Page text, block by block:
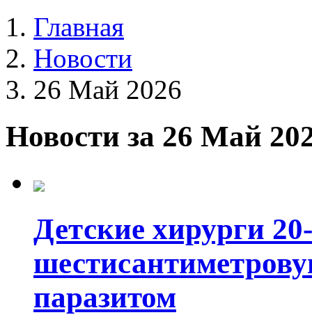
Главная
Новости
26 Май 2026
Новости за 26 Май
Детские хирурги
паразитом